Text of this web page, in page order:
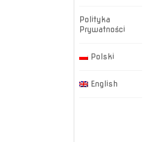
Polityka
Prywatności
Polski
English